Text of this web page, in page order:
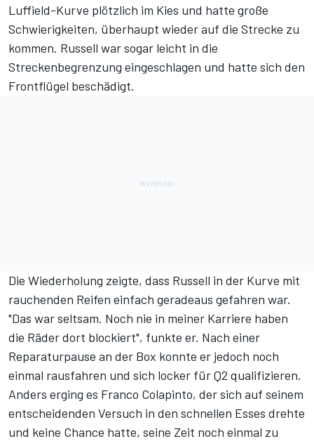
Luffield-Kurve plötzlich im Kies und hatte große
Schwierigkeiten, überhaupt wieder auf die Strecke zu
kommen. Russell war sogar leicht in die
Streckenbegrenzung eingeschlagen und hatte sich den
Frontflügel beschädigt.
Die Wiederholung zeigte, dass Russell in der Kurve mit
rauchenden Reifen einfach geradeaus gefahren war.
"Das war seltsam. Noch nie in meiner Karriere haben
die Räder dort blockiert", funkte er. Nach einer
Reparaturpause an der Box konnte er jedoch noch
einmal rausfahren und sich locker für Q2 qualifizieren.
Anders erging es Franco Colapinto, der sich auf seinem
entscheidenden Versuch in den schnellen Esses drehte
und keine Chance hatte, seine Zeit noch einmal zu